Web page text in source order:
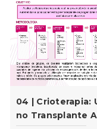
04 | Crioterapia:
no Transplante